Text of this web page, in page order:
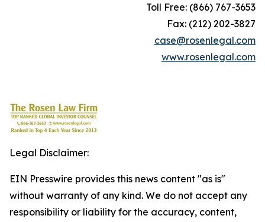
Toll Free: (866) 767-3653
Fax: (212) 202-3827
case@rosenlegal.com
www.rosenlegal.com
Legal Disclaimer:
EIN Presswire provides this news content "as is"
without warranty of any kind. We do not accept any
responsibility or liability for the accuracy, content,